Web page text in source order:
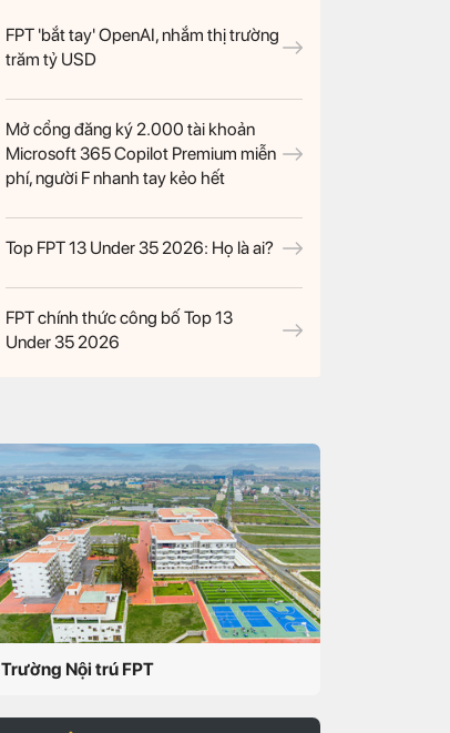
FPT 'bắt tay' OpenAI, nhắm thị trường
trăm tỷ USD
Mở cổng đăng ký 2.000 tài khoản
Microsoft 365 Copilot Premium miễn
phí, người F nhanh tay kẻo hết
Top FPT 13 Under 35 2026: Họ là ai?
FPT chính thức công bố Top 13
Under 35 2026
Trường Nội trú FPT